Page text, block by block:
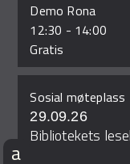
Demo Rona
12:30 - 14:00
Gratis
Sosial møteplass
29.09.26
Bibliotekets